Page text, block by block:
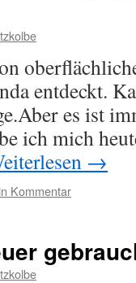
entdeckt.
es ist
ich mich
→
Kommentar